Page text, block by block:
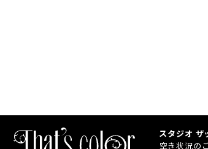
スタジオ ザ
空き状況の